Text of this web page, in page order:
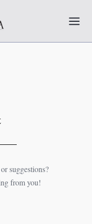
suggestions?
from you!